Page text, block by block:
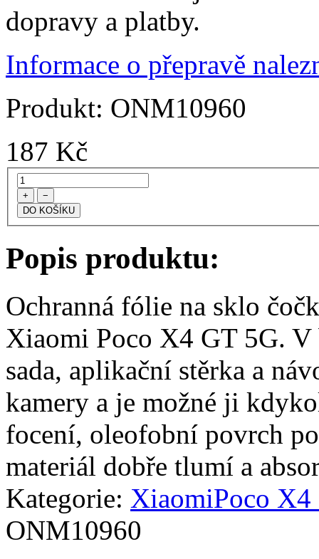
dopravy a platby.
Informace o přepravě
Produkt: ONM10960
187 Kč
+ −
Popis produktu:
Ochranná fólie na sklo
Xiaomi Poco X4 GT 5G. V
sada, aplikační stěrka a
kamery a je možné ji
focení, oleofobní povrch
materiál dobře tlumí a
Kategorie: XiaomiPoco
ONM10960